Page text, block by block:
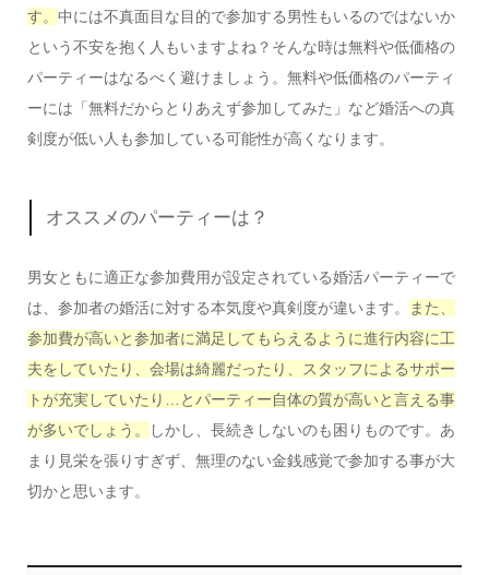
す。 中には不真面目な目的で参加する男性もいるのではないか
という不安を抱く人もいますよね？そんな時は無料や低価格の
パーティーはなるべく避けましょう。無料や低価格のパーティ
ーには「無料だからとりあえず参加してみた」など婚活への真
剣度が低い人も参加している可能性が高くなります。
オススメのパーティーは？
男女ともに適正な参加費用が設定されている婚活パーティーで
は、参加者の婚活に対する本気度や真剣度が違います。
また、
参加費が高いと参加者に満足してもらえるように進行内容に工
夫をしていたり、会場は綺麗だったり、スタッフによるサポー
トが充実していたり…とパーティー自体の質が高いと言える事
が多いでしょう。
しかし、長続きしないのも困りものです。あ
まり見栄を張りすぎず、無理のない金銭感覚で参加する事が大
切かと思います。